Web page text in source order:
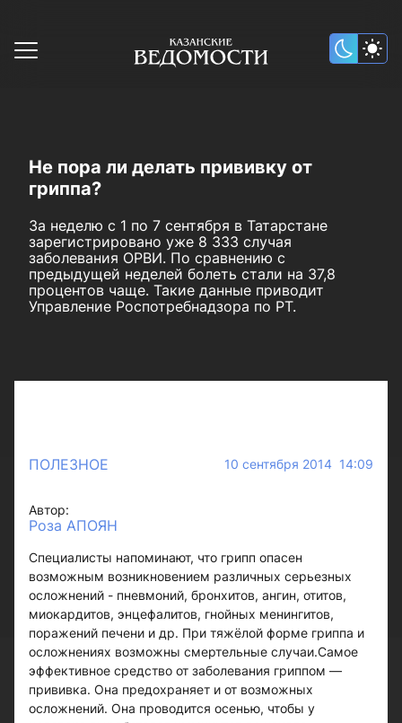
Не пора ли делать прививку от
гриппа?
За неделю с 1 по 7 сентября в Татарстане
зарегистрировано уже 8 333 случая
заболевания ОРВИ. По сравнению с
предыдущей неделей болеть стали на 37,8
процентов чаще. Такие данные приводит
Управление Роспотребнадзора по РТ.
ПОЛЕЗНОЕ 10 сентября 2014 14:09
Автор:
Роза АПОЯН
Специалисты напоминают, что грипп опасен
возможным возникновением различных серьезных
осложнений - пневмоний, бронхитов, ангин, отитов,
миокардитов, энцефалитов, гнойных менингитов,
поражений печени и др. При тяжёлой форме гриппа и
осложнениях возможны смертельные случаи.Самое
эффективное средство от заболевания гриппом —
прививка. Она предохраняет и от возможных
осложнений. Она проводится осенью, чтобы у